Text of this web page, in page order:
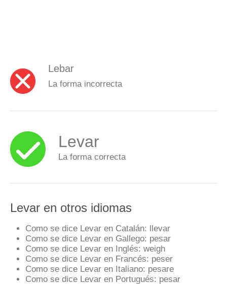
Lebar
La forma incorrecta
Levar
La forma correcta
Levar en otros idiomas
Como se dice Levar en Catalán: llevar
Como se dice Levar en Gallego: pesar
Como se dice Levar en Inglés: weigh
Como se dice Levar en Francés: peser
Como se dice Levar en Italiano: pesare
Como se dice Levar en Portugués: pesar